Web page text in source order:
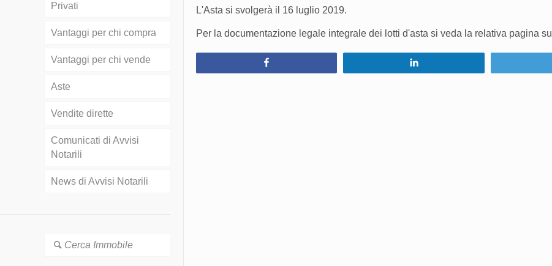
L'Asta si svolgerà il 16 luglio 2019.
Per la documentazione legale integrale dei lotti d'asta si veda la relativa pagina su
Privati
Vantaggi per chi compra
Vantaggi per chi vende
Aste
Vendite dirette
Comunicati di Avvisi
Notarili
News di Avvisi Notarili
Cerca Immobile